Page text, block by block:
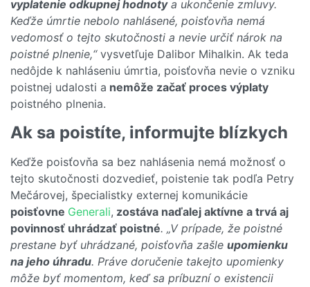
vyplatenie odkupnej hodnotya ukončenie zmluvy.
Keďže úmrtie nebolo nahlásené, poisťovňa nemá
vedomosť o tejto skutočnosti a nevie určiť nárok na
poistné plnenie,“vysvetľuje Dalibor Mihalkin. Ak teda
nedôjde k nahláseniu úmrtia, poisťovňa nevie o vzniku
poistnej udalosti a nemôže začať proces výplaty
poistného plnenia.
Ak sa poistíte, informujte blízkych
Keďže poisťovňa sa bez nahlásenia nemá možnosť o
tejto skutočnosti dozvedieť, poistenie tak podľa Petry
Mečárovej, špecialistky externej komunikácie
poisťovne Generali, zostáva naďalej aktívne a trvá aj
povinnosť uhrádzať poistné. „V prípade, že poistné
prestane byť uhrádzané, poisťovňa zašle upomienku
na jeho úhradu. Práve doručenie takejto upomienky
môže byť momentom, keď sa príbuzní o existencii